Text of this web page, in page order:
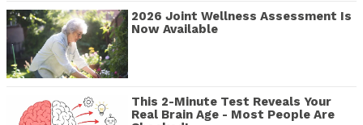
2026 Joint Wellness Assessment Is
Now Available
This 2-Minute Test Reveals Your
Real Brain Age - Most People Are